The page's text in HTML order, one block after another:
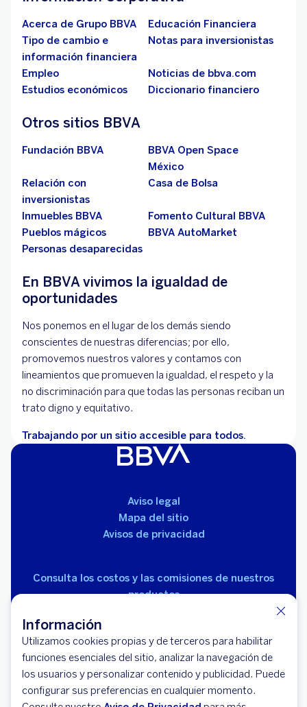
Información
Utilizamos cookies propias y de terceros para habilitar
funciones esenciales del sitio, analizar la navegación de
los usuarios y personalizar contenido y publicidad. Puede
configurar sus preferencias en cualquier momento.
Acerca de Grupo BBVA
Educación Financiera
Tipo de cambio e
información financiera
Notas para inversionistas
Empleo
Noticias de bbva.com
Estudios económicos
Diccionario financiero
Otros sitios BBVA
Fundación BBVA
BBVA Open Space
México
Relación con
inversionistas
Casa de Bolsa
Inmuebles BBVA
Fomento Cultural BBVA
Pueblos mágicos
BBVA AutoMarket
Personas desaparecidas
En BBVA vivimos la igualdad de
oportunidades
Nos ponemos en el lugar de los demás siendo
conscientes de nuestras diferencias; por ello,
promovemos nuestros valores y contamos con
lineamientos que promueven la igualdad, el respeto y la
no discriminación para que todas las personas reciban un
trato digno y equitativo.
Trabajando por un sitio accesible para todos.
Aviso legal
Mapa del sitio
Avisos de privacidad
Consulta los costos y las comisiones de nuestros
productos
© 2026 BBVA México, S.A., Institución de Banca